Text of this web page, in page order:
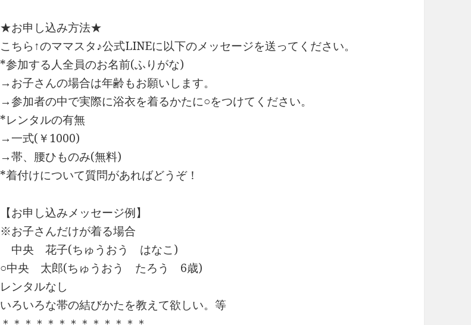
★お申し込み方法★
こちら↑のママスタ♪公式LINEに以下のメッセージを送ってください。
*参加する人全員のお名前(ふりがな)
→お子さんの場合は年齢もお願いします。
→参加者の中で実際に浴衣を着るかたに○をつけてください。
*レンタルの有無
→一式(￥1000)
→帯、腰ひものみ(無料)
*着付けについて質問があればどうぞ！
【お申し込みメッセージ例】
※お子さんだけが着る場合
中央 花子(ちゅうおう はなこ)
○中央 太郎(ちゅうおう たろう 6歳)
レンタルなし
いろいろな帯の結びかたを教えて欲しい。等